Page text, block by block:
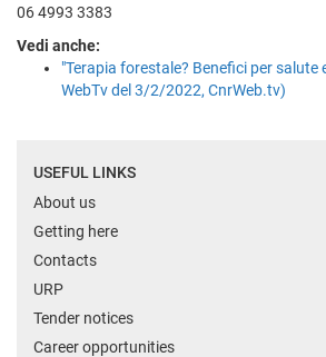
06 4993 3383
Vedi anche:
"Terapia forestale? Benefici per salute
WebTv del 3/2/2022, CnrWeb.tv)
USEFUL LINKS
About us
Getting here
Contacts
URP
Tender notices
Career opportunities